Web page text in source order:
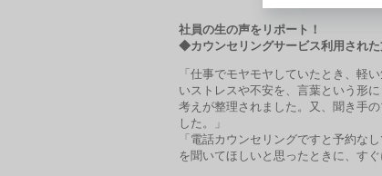
社員の生の声をリポート！
◆カウンセリングサービス利用され
「仕事でモヤモヤしていたとき、軽
いストレスや不安を、言葉という形に
考えが整理されました。又、聞き手の
した。」
「電話カウンセリングですと予約な
を聞いてほしいと思ったときに、す